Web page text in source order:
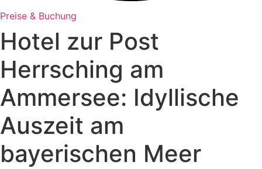
Preise & Buchung
Hotel zur Post
Herrsching am
Ammersee: Idyllische
Auszeit am
bayerischen Meer